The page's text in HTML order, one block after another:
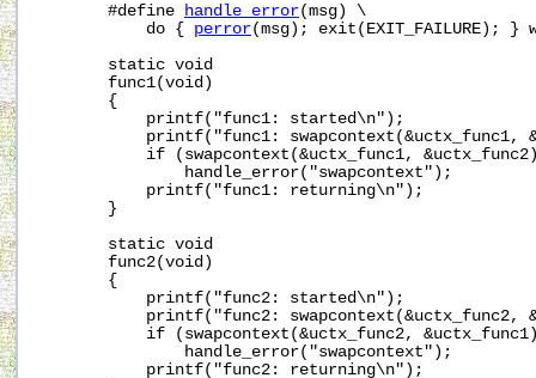
       #define
handle_error(msg) \
           do {
perror(msg); exit(EXIT_FAILURE); }
       static void
       func1(void)
       {
           printf("func1: started\n");
printf("func1: swapcontext(&uctx_func1,
if (swapcontext(&uctx_func1,
               handle_error("swapcontext");
           printf("func1: returning\n");
       }
       static void
       func2(void)
       {
           printf("func2: started\n");
printf("func2: swapcontext(&uctx_func2,
if (swapcontext(&uctx_func2,
               handle_error("swapcontext");
           printf("func2: returning\n");